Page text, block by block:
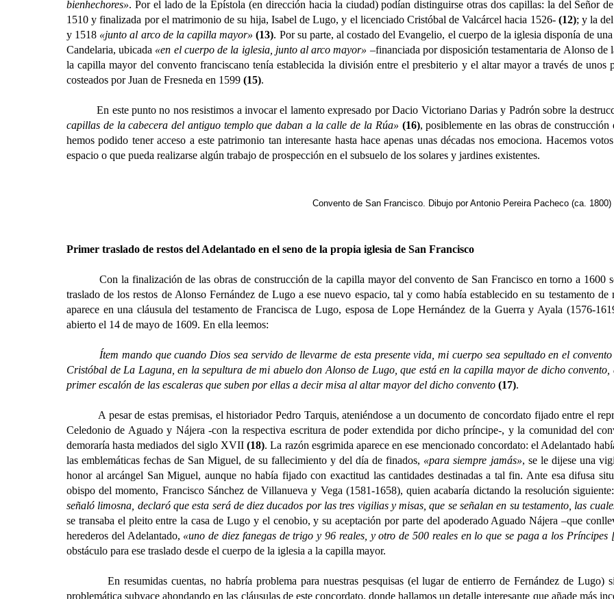
bienhechores». Por el lado de la Epístola (en dirección hacia la ciudad) podían distinguirse otras dos capillas: la del Señor
1510 y finalizada por el matrimonio de su hija, Isabel de Lugo, y el licenciado Cristóbal de Valcárcel hacia 1526- (12); y la
y 1518 «junto al arco de la capilla mayor» (13). Por su parte, al costado del Evangelio, el cuerpo de la iglesia disponía de
Candelaria, ubicada «en el cuerpo de la iglesia, junto al arco mayor» –financiada por disposición testamentaria de Alonso
la capilla mayor del convento franciscano tenía establecida la división entre el presbiterio y el altar mayor a través de unos
costeados por Juan de Fresneda en 1599 (15).
En este punto no nos resistimos a invocar el lamento expresado por Dacio Victoriano Darias y Padrón sobre la
capillas de la cabecera del antiguo templo que daban a la calle de la Rúa» (16), posiblemente en las obras de
hemos podido tener acceso a este patrimonio tan interesante hasta hace apenas unas décadas nos emociona. Hacemos
espacio o que pueda realizarse algún trabajo de prospección en el subsuelo de los solares y jardines existentes.
Convento de San Francisco. Dibujo por Antonio Pereira Pacheco (ca. 1800)
Primer traslado de restos del Adelantado en el seno de la propia iglesia de San Francisco
Con la finalización de las obras de construcción de la capilla mayor del convento de San Francisco en torno a 1600
traslado de los restos de Alonso Fernández de Lugo a ese nuevo espacio, tal y como había establecido en su testamento
aparece en una cláusula del testamento de Francisca de Lugo, esposa de Lope Hernández de la Guerra y Ayala (1576-
abierto el 14 de mayo de 1609. En ella leemos:
Ítem mando que cuando Dios sea servido de llevarme de esta presente vida, mi cuerpo sea sepultado en el
Cristóbal de La Laguna, en la sepultura de mi abuelo don Alonso de Lugo, que está en la capilla mayor de dicho
primer escalón de las escaleras que suben por ellas a decir misa al altar mayor del dicho convento (17).
A pesar de estas premisas, el historiador Pedro Tarquis, ateniéndose a un documento de concordato fijado entre el
Celedonio de Aguado y Nájera -con la respectiva escritura de poder extendida por dicho príncipe-, y la comunidad del
demoraría hasta mediados del siglo XVII(18). La razón esgrimida aparece en ese mencionado concordato: el Adelantado
las emblemáticas fechas de San Miguel, de su fallecimiento y del día de finados, «para siempre jamás», se le dijese una
honor al arcángel San Miguel, aunque no había fijado con exactitud las cantidades destinadas a tal fin. Ante esa difusa
obispo del momento, Francisco Sánchez de Villanueva y Vega (1581-1658), quien acabaría dictando la resolución siguiente:
señaló limosna, declaró que esta será de diez ducados por las tres vigilias y misas, que se señalan en su testamento, las
se transaba el pleito entre la casa de Lugo y el cenobio, y su aceptación por parte del apoderado Aguado Nájera –que
herederos del Adelantado, «uno de diez fanegas de trigo y 96 reales, y otro de 500 reales en lo que se paga a los
obstáculo para ese traslado desde el cuerpo de la iglesia a la capilla mayor.
En resumidas cuentas, no habría problema para nuestras pesquisas (el lugar de entierro de Fernández de Lugo)
problemática subyace ahondando en las cláusulas de este concordato, donde hallamos un detalle interesante que añade más